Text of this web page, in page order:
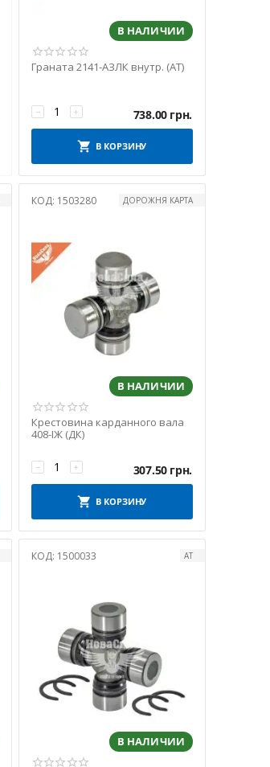
В НАЛИЧИИ
Граната 2141-АЗЛК внутр. (АТ)
+
− 738.00 грн.
В КОРЗИНУ
КОД: 1503280 ДОРОЖНЯ КАРТА
В НАЛИЧИИ
Крестовина карданного вала
408-ІЖ (ДК)
+
− 307.50 грн.
В КОРЗИНУ
КОД: 1500033 АТ
В НАЛИЧИИ